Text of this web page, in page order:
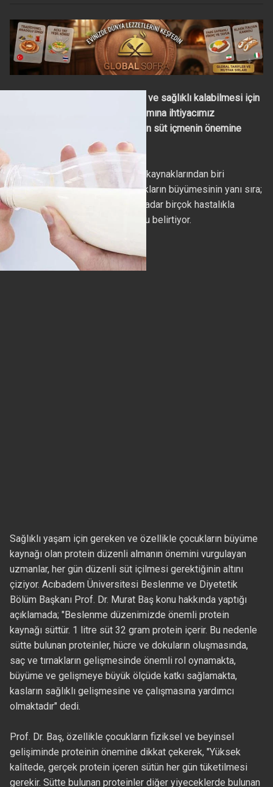
Uzmanlar, vücudumuzun güçlü ve sağlıklı kalabilmesi için
sudan sonra en çok protein alımına ihtiyacımız
bulunduğunu belirterek; her gün süt içmenin önemine
dikkat çekiyor.
Uzmanlar; sütün en iyi protein kaynaklarından biri
olduğunun altını çizerek, çocukların büyümesinin yanı sıra;
hipertansiyondan obeziteye kadar birçok hastalıkla
mücadele için önemli olduğunu belirtiyor.
Sağlıklı yaşam için gereken ve özellikle çocukların büyüme
kaynağı olan protein düzenli almanın önemini vurgulayan
uzmanlar, her gün düzenli süt içilmesi gerektiğinin altını
çiziyor. Acıbadem Üniversitesi Beslenme ve Diyetetik
Bölüm Başkanı Prof. Dr. Murat Baş konu hakkında yaptığı
açıklamada; "Beslenme düzenimizde önemli protein
kaynağı süttür. 1 litre süt 32 gram protein içerir. Bu nedenle
sütte bulunan proteinler, hücre ve dokuların oluşmasında,
saç ve tırnakların gelişmesinde önemli rol oynamakta,
büyüme ve gelişmeye büyük ölçüde katkı sağlamakta,
kasların sağlıklı gelişmesine ve çalışmasına yardımcı
olmaktadır" dedi.
Prof. Dr. Baş, özellikle çocukların fiziksel ve beyinsel
gelişiminde proteinin önemine dikkat çekerek, "Yüksek
kalitede, gerçek protein içeren sütün her gün tüketilmesi
gerekir. Sütte bulunan proteinler diğer yiyeceklerde bulunan